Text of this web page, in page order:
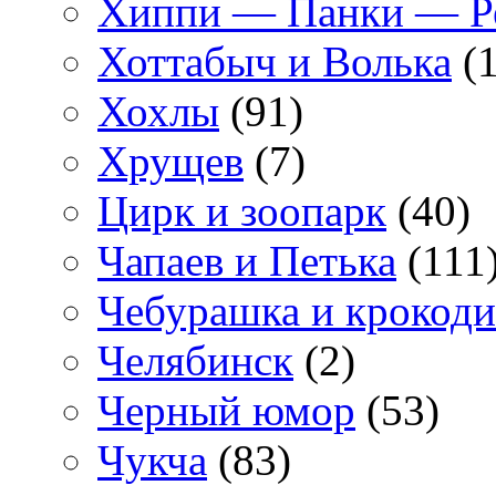
Хиппи — Панки —
Хоттабыч и Волька
Хохлы (91)
Хрущев (7)
Цирк и зоопарк (40)
Чапаев и Петька
Чебурашка и
Челябинск (2)
Черный юмор (53)
Чукча (83)